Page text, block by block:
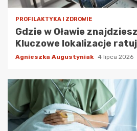
PROFILAKTYKA I ZDROWIE
Gdzie w Oławie
Kluczowe lokalizacje
Agnieszka Augustyniak 4 lipca 2026